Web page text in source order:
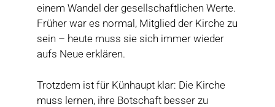
einem Wandel der gesellschaftlichen Werte.
Früher war es normal, Mitglied der Kirche zu
sein – heute muss sie sich immer wieder
aufs Neue erklären.
Trotzdem ist für Künhaupt klar: Die Kirche
muss lernen, ihre Botschaft besser zu